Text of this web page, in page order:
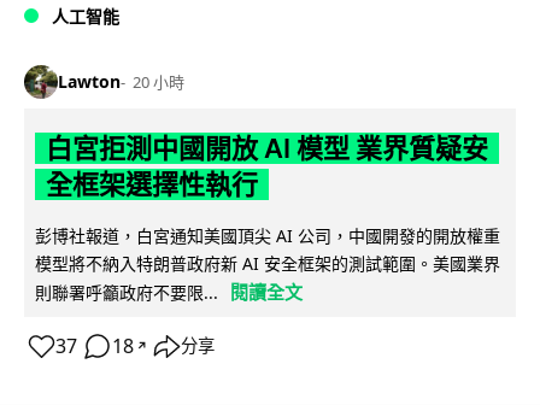
人工智能
Lawton 20 小時
白宮拒測中國開放 AI 模型 業界質疑安
全框架選擇性執行
彭博社報道，白宮通知美國頂尖 AI 公司，中國開發的開放權重
模型將不納入特朗普政府新 AI 安全框架的測試範圍。美國業界
則聯署呼籲政府不要限...
閱讀全文
37 18 ↗ 分享